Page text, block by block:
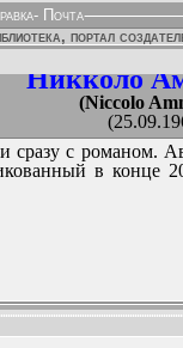
- Почта
портал
Никколо
(Niccolo
с романом.
в конце